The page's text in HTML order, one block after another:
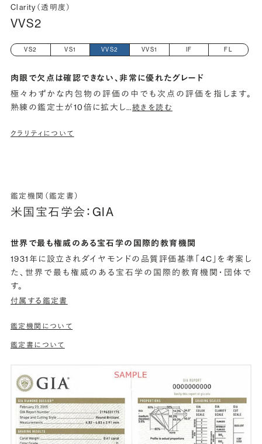
Clarity（透明度）
VVS2
VS2 VS1 VVS2 VVS1 IF FL
肉眼で欠点は確認できない、非常に優れたグレード
極々わずかな内包物の評価の中でも次点の評価を指します。
熟練の鑑定士が10倍に拡大し…続きを読む
クラリティについて
鑑定機関（鑑定書）
米国宝石学会：GIA
世界で最も権威のある宝石学の国際的教育機関
1931年に設立されダイヤモンドの品質評価基準「4C」を考案し
た、世界で最も権威のある宝石学の国際的教育機関・団体で
す。
付属する鑑定書
鑑定機関について
鑑定書について